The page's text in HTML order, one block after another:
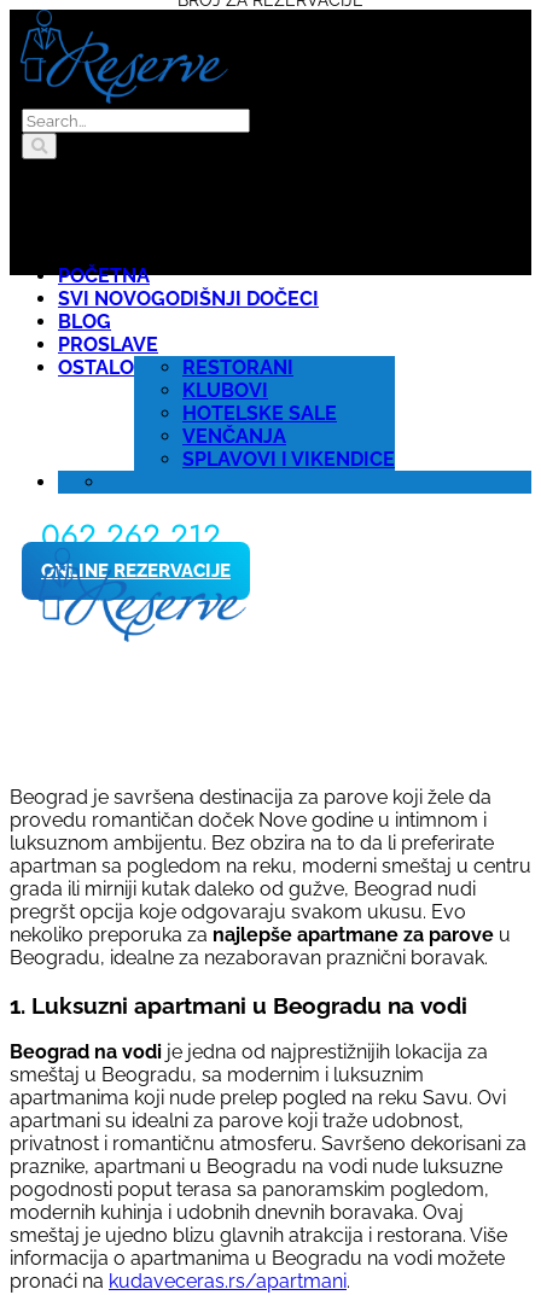
POČETNA
SVI NOVOGODIŠNJI DOČECI
BLOG
PROSLAVE
OSTALO
RESTORANI
KLUBOVI
HOTELSKE SALE
VENČANJA
SPLAVOVI I VIKENDICE
062 262 212
ONLINE REZERVACIJE
Beograd je savršena destinacija za parove koji žele da
provedu romantičan doček Nove godine u intimnom i
luksuznom ambijentu. Bez obzira na to da li preferirate
apartman sa pogledom na reku, moderni smeštaj u centru
grada ili mirniji kutak daleko od gužve, Beograd nudi
pregršt opcija koje odgovaraju svakom ukusu. Evo
nekoliko preporuka za najlepše apartmane za parove u
Beogradu, idealne za nezaboravan praznični boravak.
1. Luksuzni apartmani u Beogradu na vodi
Beograd na vodi je jedna od najprestižnijih lokacija za
smeštaj u Beogradu, sa modernim i luksuznim
apartmanima koji nude prelep pogled na reku Savu. Ovi
apartmani su idealni za parove koji traže udobnost,
privatnost i romantičnu atmosferu. Savršeno dekorisani za
praznike, apartmani u Beogradu na vodi nude luksuzne
pogodnosti poput terasa sa panoramskim pogledom,
modernih kuhinja i udobnih dnevnih boravaka. Ovaj
smeštaj je ujedno blizu glavnih atrakcija i restorana. Više
informacija o apartmanima u Beogradu na vodi možete
pronaći na kudaveceras.rs/apartmani.